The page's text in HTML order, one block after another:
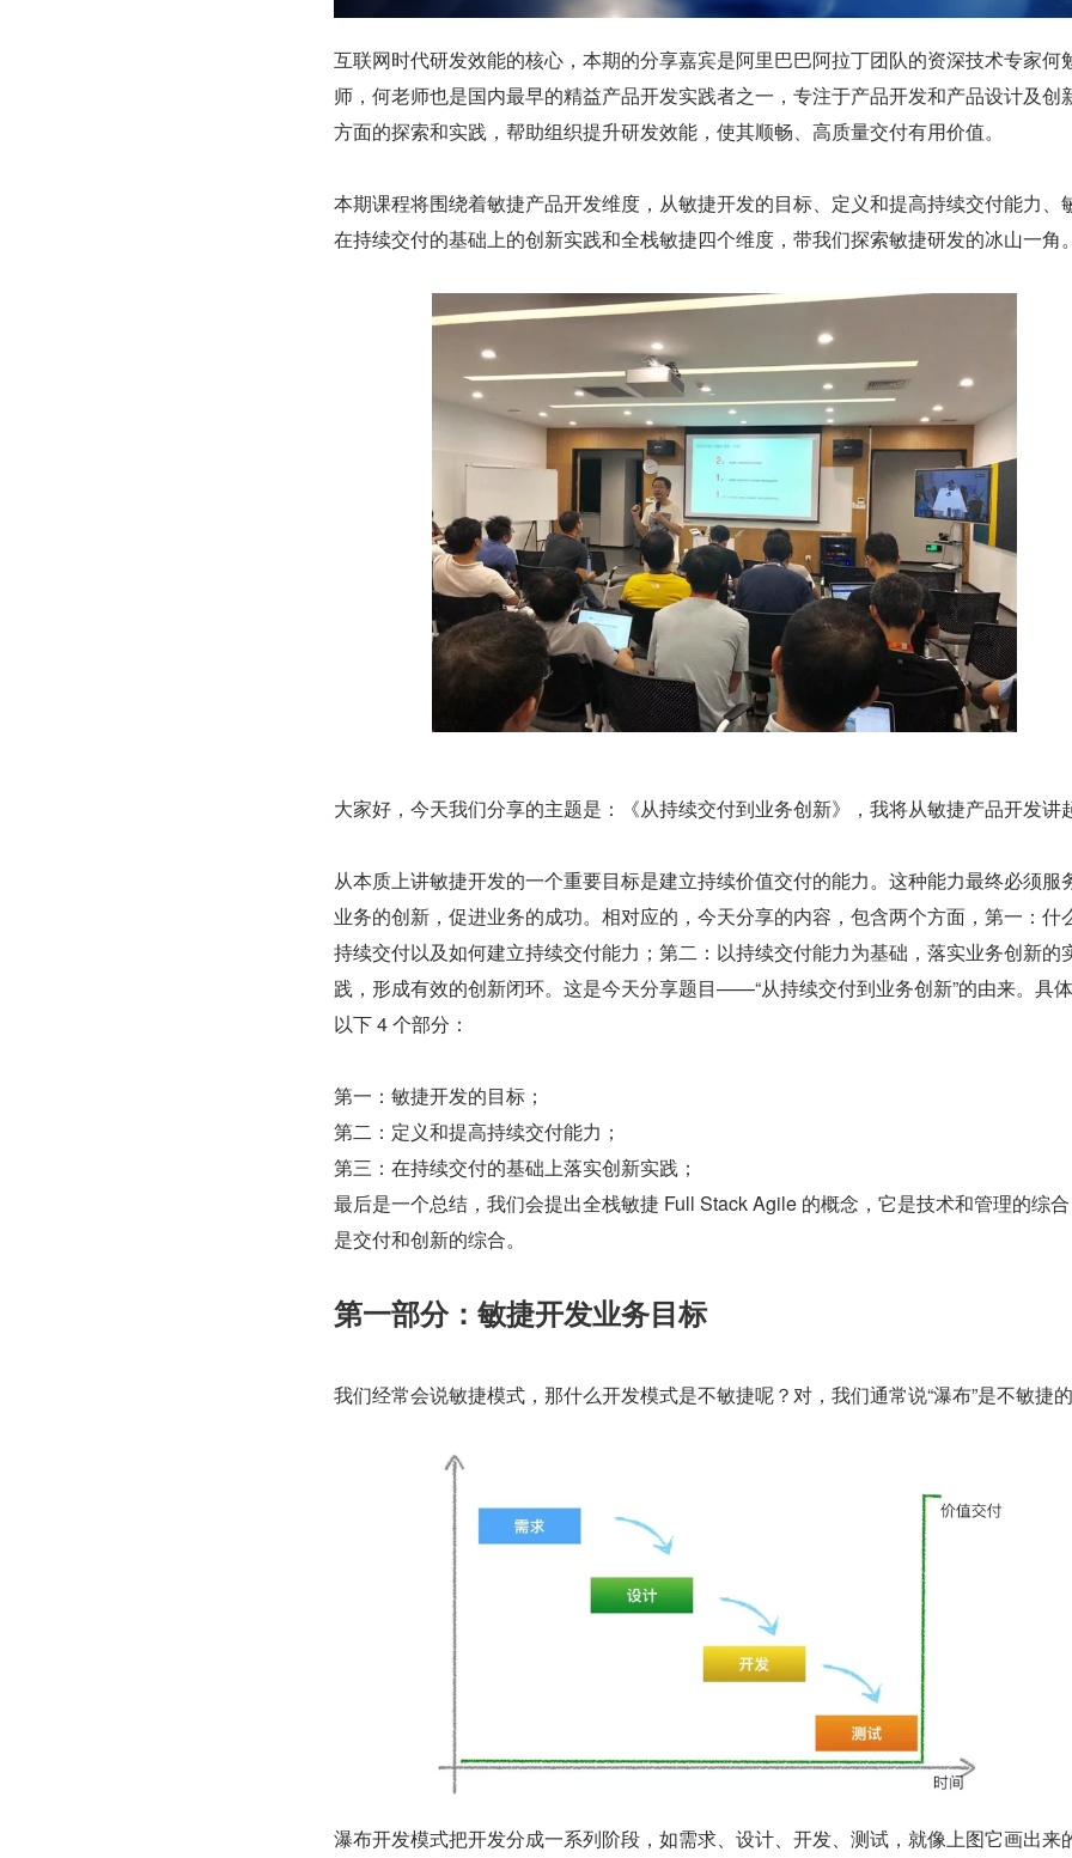
互联网时代研发效能的核心，本期的分享嘉宾是阿里巴巴阿拉丁团队的资深技术专家何
师，何老师也是国内最早的精益产品开发实践者之一，专注于产品开发和产品设计及创
方面的探索和实践，帮助组织提升研发效能，使其顺畅、高质量交付有用价值。
本期课程将围绕着敏捷产品开发维度，从敏捷开发的目标、定义和提高持续交付能力、
在持续交付的基础上的创新实践和全栈敏捷四个维度，带我们探索敏捷研发的冰山一角。
大家好，今天我们分享的主题是：《从持续交付到业务创新》，我将从敏捷产品开发讲
从本质上讲敏捷开发的一个重要目标是建立持续价值交付的能力。这种能力最终必须服
业务的创新，促进业务的成功。相对应的，今天分享的内容，包含两个方面，第一：什
持续交付以及如何建立持续交付能力；第二：以持续交付能力为基础，落实业务创新的
践，形成有效的创新闭环。这是今天分享题目——“从持续交付到业务创新”的由来。具
以下 4 个部分：
第一：敏捷开发的目标；
第二：定义和提高持续交付能力；
第三：在持续交付的基础上落实创新实践；
最后是一个总结，我们会提出全栈敏捷 Full Stack Agile 的概念，它是技术和管理的综
是交付和创新的综合。
第一部分：敏捷开发业务目标
我们经常会说敏捷模式，那什么开发模式是不敏捷呢？对，我们通常说“瀑布”是不敏捷的
瀑布开发模式把开发分成一系列阶段，如需求、设计、开发、测试，就像上图它画出来